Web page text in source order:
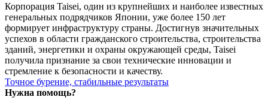
Корпорация Taisei, один из крупнейших и наиболее известных
генеральных подрядчиков Японии, уже более 150 лет
формирует инфраструктуру страны. Достигнув значительных
успехов в области гражданского строительства, строительства
зданий, энергетики и охраны окружающей среды, Taisei
получила признание за свои технические инновации и
стремление к безопасности и качеству.
Точное бурение, стабильные результаты
Нужна помощь?